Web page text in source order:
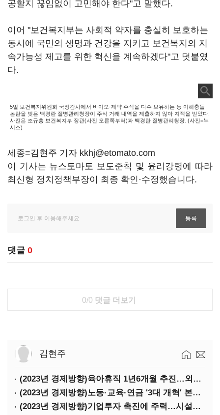
공할지 끊임없이 고민해야 한다"고 말했다.
이어 "보건복지부는 사회적 약자를 충실히 보호하는
동시에 국민의 생명과 건강을 지키고 보건복지의 지
속가능성 제고를 위한 혁신을 계속하겠다"고 덧붙였
다.
5일 보건복지위원회 국정감사에서 바이오·제약 주식을 다수 보유하는 등 이해충돌
논란을 빚은 백경란 질병관리청장이 주식 거래 내역을 제출하지 않아 지적을 받았다.
사진은 조규홍 보건복지부 장관(사진 오른쪽부터)과 백경란 질병관리청장. (사진=뉴
시스)
세종=김현주 기자 kkhj@etomato.com
이 기사는 뉴스토마토 보도준칙 및 윤리강령에 따라
최신형 정치정책부장이 최종 확인·수정했습니다.
댓글 0
0/0 댓글 더보기
김현주
(2023년 경제방향)육아휴직 1년6개월 추진…외국인력 비자 쿼터 11만명 확대
(2023년 경제방향)노동·교육·연금 '3대 개혁' 본격화…상반기엔 근로시간 개편
(2023년 경제방향)기업투자 촉진에 주력…시설투자 '50조' 지원·공제율 10%↑